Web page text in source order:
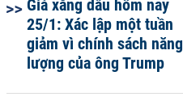
Giá xăng dầu hôm nay
25/1: Xác lập một tuần
giảm vì chính sách năng
lượng của ông Trump